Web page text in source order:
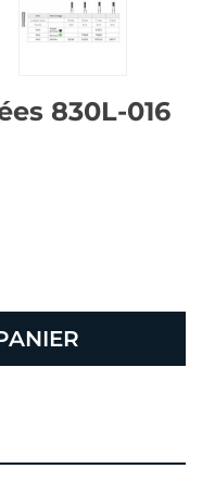
830L-016